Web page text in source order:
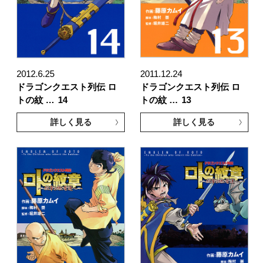
2012.6.25
ドラゴンクエスト列伝 ロ
トの紋 … 14
詳しく見る
2011.12.24
ドラゴンクエスト列伝 ロ
トの紋 … 13
詳しく見る